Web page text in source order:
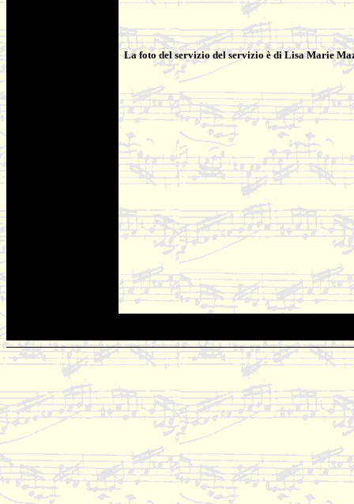
La foto del servizio del servizio è di Lisa Marie